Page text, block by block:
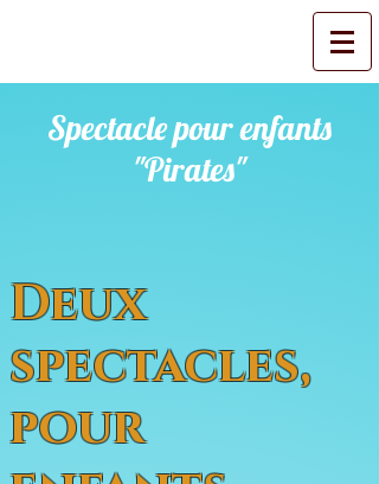
Spectacle pour enfants
"Pirates"
Deux
spectacles,
pour